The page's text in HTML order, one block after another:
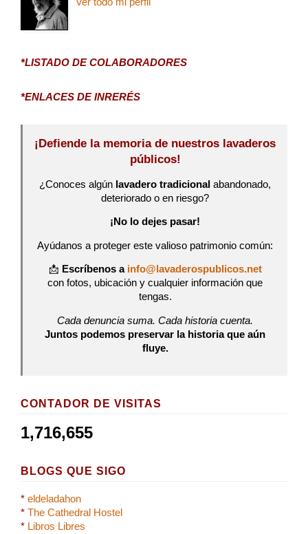
*LISTADO DE COLABORADORES
*ENLACES DE INRERÉS
¡Defiende la memoria de nuestros lavaderos
públicos!
¿Conoces algún lavadero tradicional abandonado,
deteriorado o en riesgo?
¡No lo dejes pasar!
Ayúdanos a proteger este valioso patrimonio común:
📩 Escríbenos a info@lavaderospublicos.net
con fotos, ubicación y cualquier información que
tengas.
Cada denuncia suma. Cada historia cuenta.
Juntos podemos preservar la historia que aún
fluye.
CONTADOR DE VISITAS
1,716,655
BLOGS QUE SIGO
* eldeladahon
* The Cathedral Hostel
* Libros Libres